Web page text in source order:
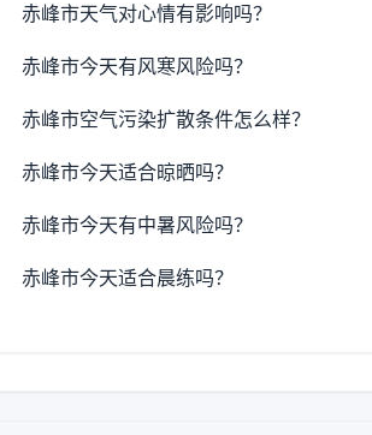
赤峰市天气对心情有影响吗？
赤峰市今天有风寒风险吗？
赤峰市空气污染扩散条件怎么样？
赤峰市今天适合晾晒吗？
赤峰市今天有中暑风险吗？
赤峰市今天适合晨练吗？